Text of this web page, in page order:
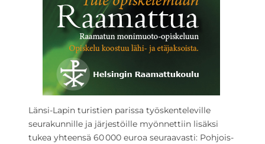
Länsi-Lapin turistien parissa työskenteleville
seurakunnille ja järjestöille myönnettiin lisäksi
tukea yhteensä 60 000 euroa seuraavasti: Pohjois-